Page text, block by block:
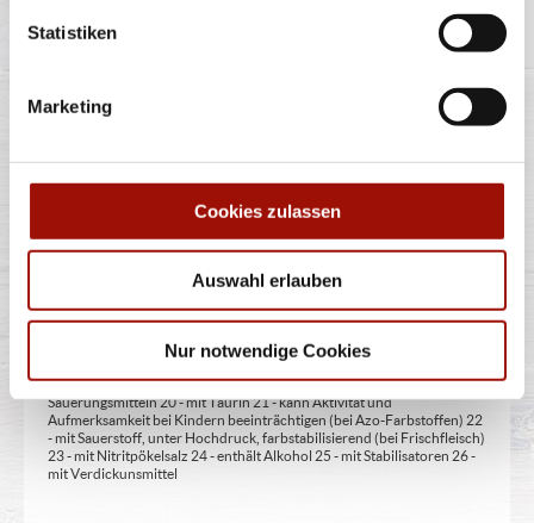
Statistiken
Marketing
Cookies zulassen
Auswahl erlauben
Nur notwendige Cookies
Grammaturen oder Durchmessern, bspw. der Pizzen sind circa-
Angaben und können durch die Zubereitung geringfügig variieren.
* Weitere Produktinformationen zu vorverpackten Lebensmitteln
1 - mit Farbstoffen 2 - mit Konservierungsmittel 3 - mit
geschwärzt 7 - gewachst 8 - mit Phosphat/en (bei Fleischerzeugnissen)
Zuckerart/en und Süßungsmittel/n 12 - nur bei Tafelsüßen zusätzlich
14 - kann bei übermäßigem Verzehr abführend wirken (zusätzlich zur
Angabe 15 - unter Schutzatmosphäre verpackt 16 - chininhaltig 17 -
koffeinhaltig 18 - mit Milcheiweiß (bei Fleischerzeugnissen) 19 - mit
Säuerungsmitteln 20 - mit Taurin 21 - kann Aktivität und
Aufmerksamkeit bei Kindern beeinträchtigen (bei Azo-Farbstoffen) 22
- mit Sauerstoff, unter Hochdruck, farbstabilisierend (bei Frischfleisch)
23 - mit Nitritpökelsalz 24 - enthält Alkohol 25 - mit Stabilisatoren 26 -
mit Verdickunsmittel